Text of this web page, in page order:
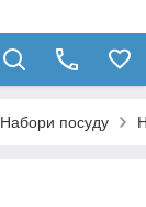
Набори посуду